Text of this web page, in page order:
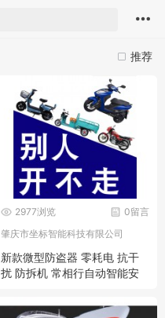
推荐
0留言
2977浏览
肇庆市坐标智能科技有限公司
新款微型防盗器 零耗电 抗干
扰 防拆机 常相行自动智能安